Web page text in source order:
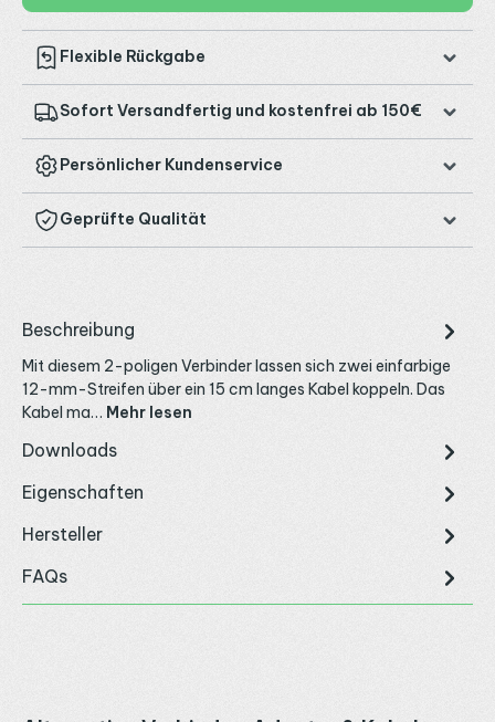
Flexible Rückgabe
Sofort Versandfertig und kostenfrei ab 150€
Persönlicher Kundenservice
Geprüfte Qualität
Beschreibung
Mit diesem 2-poligen Verbinder lassen sich zwei einfarbige
12-mm-Streifen über ein 15 cm langes Kabel koppeln. Das
Kabel ma… Mehr lesen
Downloads
Eigenschaften
Hersteller
FAQs